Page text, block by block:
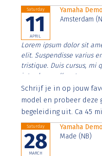
Saturday
11
APRIL
Yamaha
Amsterdam
Lorem ipsum dolor sit
elit. Suspendisse varius
tristique. Duis cursus, mi
interdum nulla, ut
Aenean faucibus nibh et
imperdiet. Nunc ut sem
Schrijf je in op jouw
model en probeer
begeleiding uit. Ca 45
Saturday
28
MARCH
Yamaha
Made (NB)